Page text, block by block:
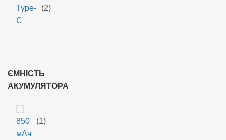
Type-
C
(2)
ЄМНІСТЬ
АКУМУЛЯТОРА
850
мАч
(1)